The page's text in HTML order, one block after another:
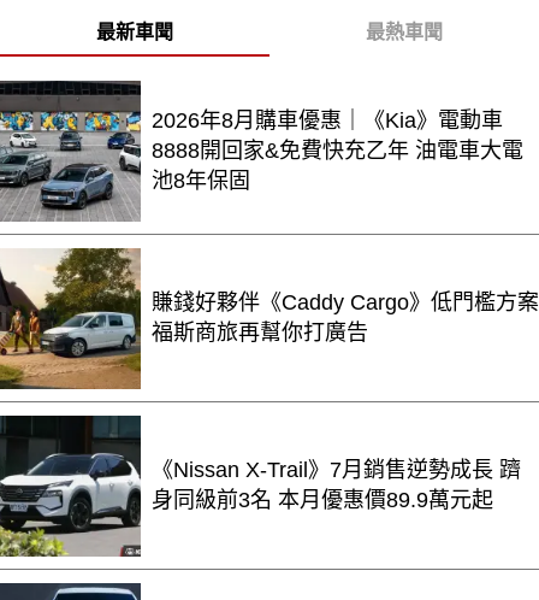
最新車聞 最熱車聞
2026年8月購車優惠｜《Kia》電動車
8888開回家&免費快充乙年 油電車大電
池8年保固
賺錢好夥伴《Caddy Cargo》低門檻方案
福斯商旅再幫你打廣告
《Nissan X-Trail》7月銷售逆勢成長 躋
身同級前3名 本月優惠價89.9萬元起